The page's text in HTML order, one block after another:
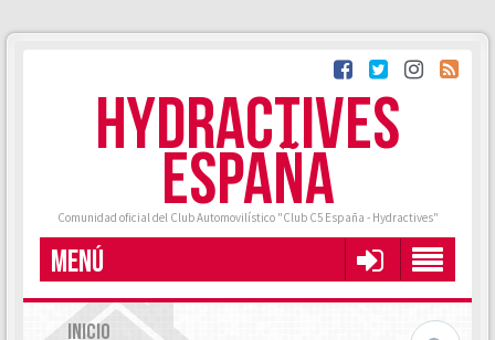
HYDRACTIVES
ESPAÑA
Comunidad oficial del Club Automovilístico "Club C5 España - Hydractives"
MENÚ
INICIO